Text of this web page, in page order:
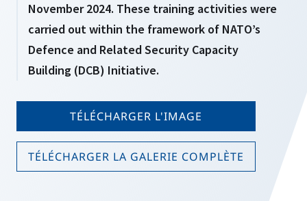
November 2024. These training activities were
carried out within the framework of NATO’s
Defence and Related Security Capacity
Building (DCB) Initiative.
TÉLÉCHARGER L'IMAGE
TÉLÉCHARGER LA GALERIE COMPLÈTE